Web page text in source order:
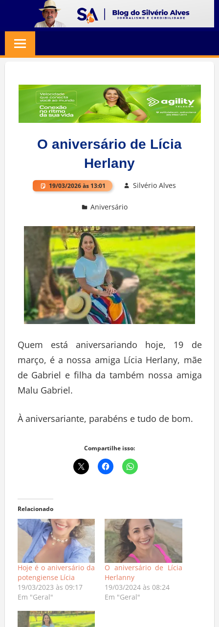
content
SILVERIO
ALVES
Jornalismo
Credibilidade
O aniversário de Lícia
Herlany
19/03/2026 às 13:01 Silvério Alves
Aniversário
Quem está aniversariando hoje, 19 de
março, é a nossa amiga Lícia Herlany, mãe
de Gabriel e filha da também nossa amiga
Malu Gabriel.
À aniversariante, parabéns e tudo de bom.
Compartilhe isso:
Relacionado
Hoje é o aniversário da
potengiense Lícia
19/03/2023 às 09:17
Em "Geral"
O aniversário de Lícia
Herlanny
19/03/2024 às 08:24
Em "Geral"